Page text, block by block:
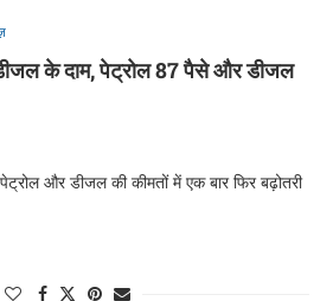
के दाम, पेट्रोल 87 पैसे और डीजल
और डीजल की कीमतों में एक बार फिर बढ़ोतरी